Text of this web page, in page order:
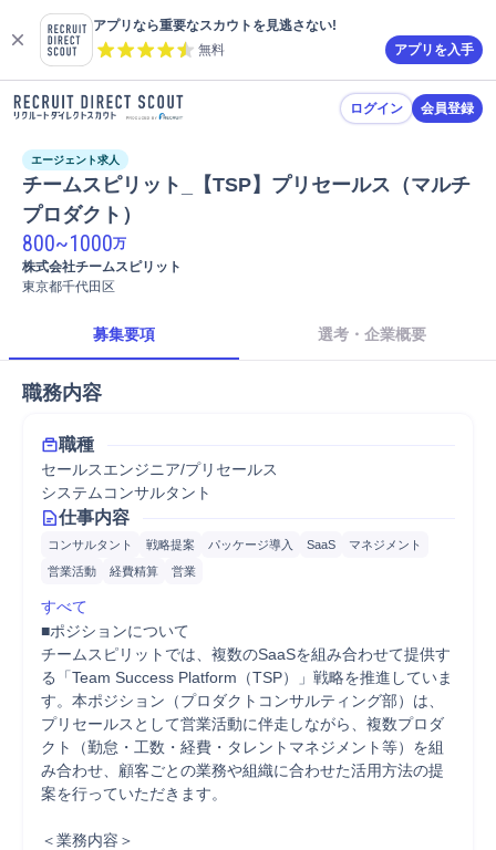
アプリなら重要なスカウトを見逃さない!
無料
アプリを入手
ログイン 会員登録
エージェント求人
チームスピリット_【TSP】プリセールス（マルチ
プロダクト）
800~1000万
株式会社チームスピリット
東京都千代田区
募集要項 選考・企業概要
職務内容
職種
セールスエンジニア/プリセールス
システムコンサルタント
仕事内容
コンサルタント 戦略提案 パッケージ導入 SaaS
マネジメント
営業活動
経費精算 営業
すべて
■ポジションについて
チームスピリットでは、複数のSaaSを組み合わせて提供す
る「Team Success Platform（TSP）」戦略を推進していま
す。本ポジション（プロダクトコンサルティング部）は、
プリセールスとして営業活動に伴走しながら、複数プロダ
クト（勤怠・工数・経費・タレントマネジメント等）を組
み合わせ、顧客ごとの業務や組織に合わせた活用方法の提
案を行っていただきます。
＜業務内容＞